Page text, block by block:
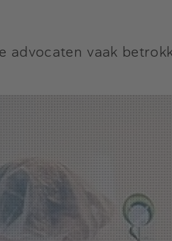
advocaten vaak